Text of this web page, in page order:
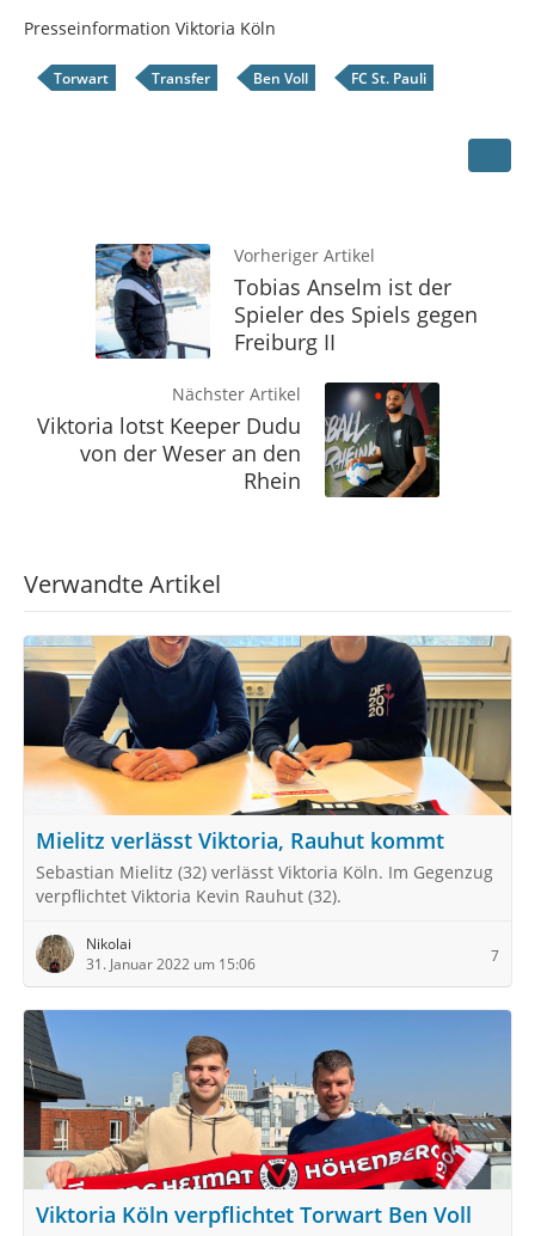
Presseinformation Viktoria Köln
Torwart Transfer Ben Voll FC St. Pauli
Vorheriger Artikel
Tobias Anselm ist der
Spieler des Spiels gegen
Freiburg II
Nächster Artikel
Viktoria lotst Keeper Dudu
von der Weser an den
Rhein
Verwandte Artikel
Mielitz verlässt Viktoria, Rauhut kommt
Sebastian Mielitz (32) verlässt Viktoria Köln. Im Gegenzug
verpflichtet Viktoria Kevin Rauhut (32).
Nikolai
31. Januar 2022 um 15:06
7
Viktoria Köln verpflichtet Torwart Ben Voll